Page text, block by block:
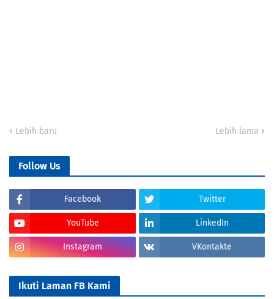
Lebih baru Lebih lama
Follow Us
Facebook Twitter
YouTube LinkedIn
Instagram VKontakte
Ikuti Laman FB Kami